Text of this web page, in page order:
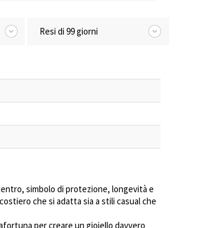
Resi di 99 giorni
simbolo di protezione, longevità e
che si adatta sia a stili casual che
per creare un gioiello davvero